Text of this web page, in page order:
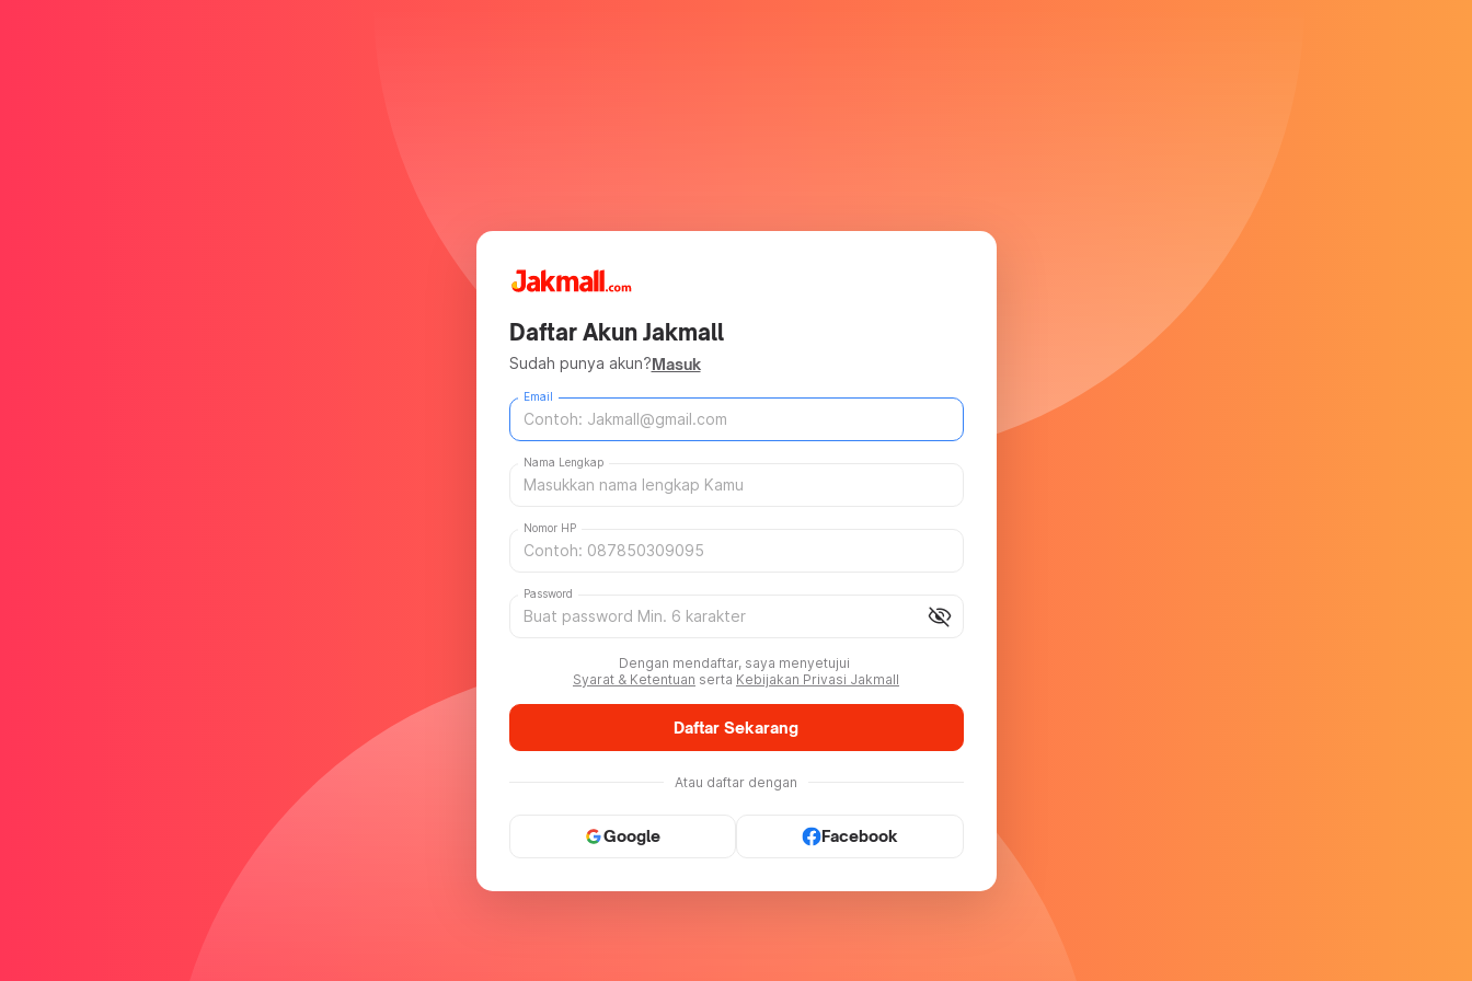
Daftar Akun Jakmall
Sudah punya akun?Masuk
Email
Nama Lengkap
Nomor HP
visibility_off
Password
Dengan mendaftar, saya menyetujui
Syarat & Ketentuan serta Kebijakan Privasi Jakmall
Daftar Sekarang
Atau daftar dengan
Google Facebook